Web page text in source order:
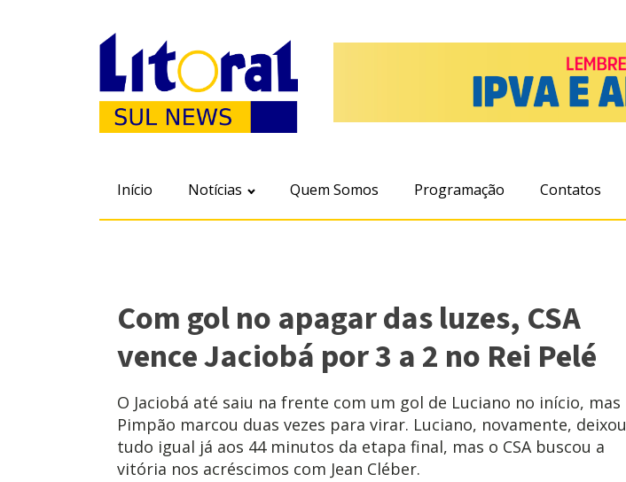
Início Notícias Quem Somos Programação Contatos
Com gol no apagar das luzes, CSA
vence Jaciobá por 3 a 2 no Rei Pelé
O Jaciobá até saiu na frente com um gol de Luciano no início, mas
Pimpão marcou duas vezes para virar. Luciano, novamente, deixou
tudo igual já aos 44 minutos da etapa final, mas o CSA buscou a
vitória nos acréscimos com Jean Cléber.